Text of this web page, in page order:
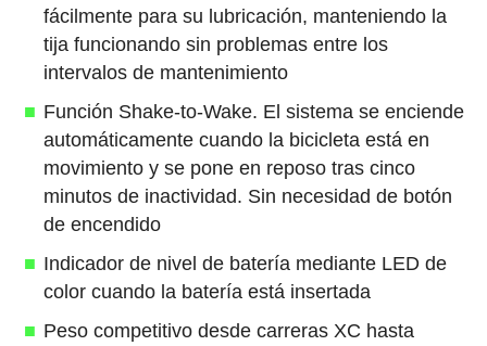
fácilmente para su lubricación, manteniendo la
tija funcionando sin problemas entre los
intervalos de mantenimiento
Función Shake-to-Wake. El sistema se enciende
automáticamente cuando la bicicleta está en
movimiento y se pone en reposo tras cinco
minutos de inactividad. Sin necesidad de botón
de encendido
Indicador de nivel de batería mediante LED de
color cuando la batería está insertada
Peso competitivo desde carreras XC hasta